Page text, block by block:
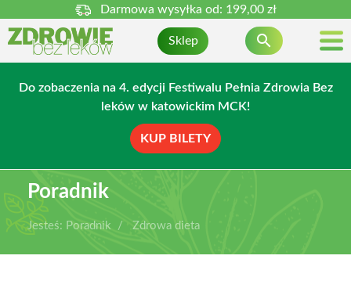
Darmowa wysyłka od: 199,00 zł
Sklep 
Do zobaczenia na 4. edycji Festiwalu Pełnia Zdrowia Bez
leków w katowickim MCK!
KUP BILETY
Poradnik
Jesteś: Poradnik Zdrowa dieta